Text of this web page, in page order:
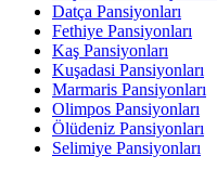
Datça Pansiyonları
Fethiye Pansiyonları
Kaş Pansiyonları
Kuşadasi Pansiyonları
Marmaris Pansiyonları
Olimpos Pansiyonları
Ölüdeniz Pansiyonları
Selimiye Pansiyonları